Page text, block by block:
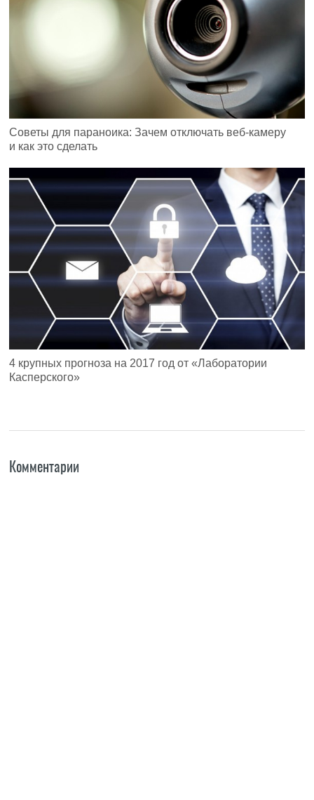
Советы для параноика: Зачем отключать веб-камеру
и как это сделать
4 крупных прогноза на 2017 год от «Лаборатории
Касперского»
Комментарии